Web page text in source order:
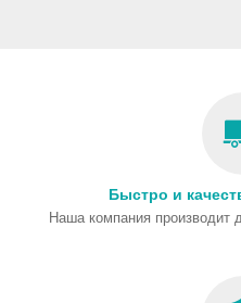
Быстро и
Наша компания производит